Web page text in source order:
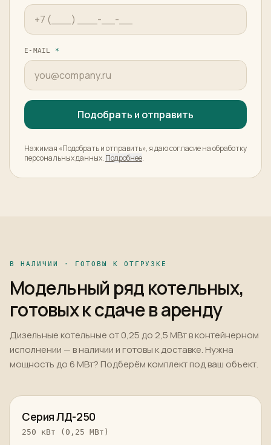
E-MAIL *
Подобрать и отправить
Нажимая «Подобрать и отправить», я даю согласие на обработку
персональных данных. Подробнее.
В НАЛИЧИИ · ГОТОВЫ К ОТГРУЗКЕ
Модельный ряд котельных,
готовых к сдаче в аренду
Дизельные котельные от 0,25 до 2,5 МВт в контейнерном
исполнении — в наличии и готовы к доставке. Нужна
мощность до 6 МВт? Подберём комплект под ваш объект.
Серия ЛД-250
250 кВт (0,25 МВт)